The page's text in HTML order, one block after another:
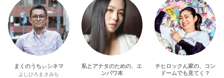
まくのうちぃシネマ
よしひろまさみち
私とアナタのための、エ
ンパワ本
チヒロックん家の、コン
ドームでも見てく？